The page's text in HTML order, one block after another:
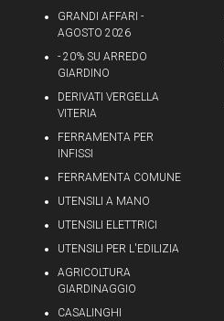
GRANDI AFFARI -
AGOSTO 2026
- 20% SU ARREDO
GIARDINO
DERIVATI VERGELLA
VITERIA
FERRAMENTA PER
INFISSI
FERRAMENTA COMUNE
UTENSILI A MANO
UTENSILI ELETTRICI
UTENSILI PER L'EDILIZIA
AGRICOLTURA
GIARDINAGGIO
CASALINGHI